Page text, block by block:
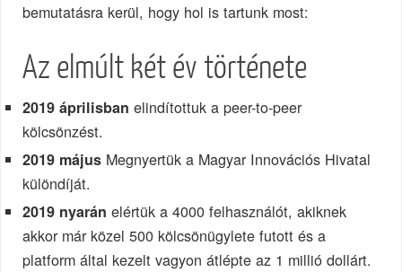
bemutatásra kerül, hogy hol is tartunk most:
Az elmúlt két év története
2019 áprilisban elindítottuk a peer-to-peer
kölcsönzést.
2019 május Megnyertük a Magyar Innovációs Hivatal
különdíját.
2019 nyarán elértük a 4000 felhasználót, akiknek
akkor már közel 500 kölcsönügylete futott és a
platform által kezelt vagyon átlépte az 1 millió dollárt.